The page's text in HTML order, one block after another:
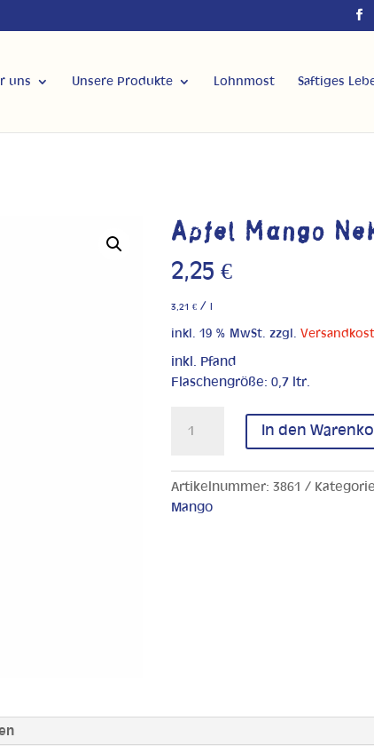
uns Unsere Produkte Lohnmost Saftiges
Apfel Mango
2,25€
3,21€ /
inkl. 19 % MwSt. zzgl.
inkl. Pfand
Flaschengröße: 0,7 ltr.
Mango
In den
Artikelnummer:3861
Mango